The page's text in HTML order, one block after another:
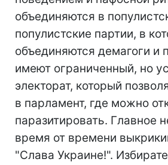
объединяются в
популистские партии, в
объединяются демагоги и
имеют ограниченный, но
электорат, который
в парламент, где можно
паразитировать. Главное
время от времени
"Слава Украине!".